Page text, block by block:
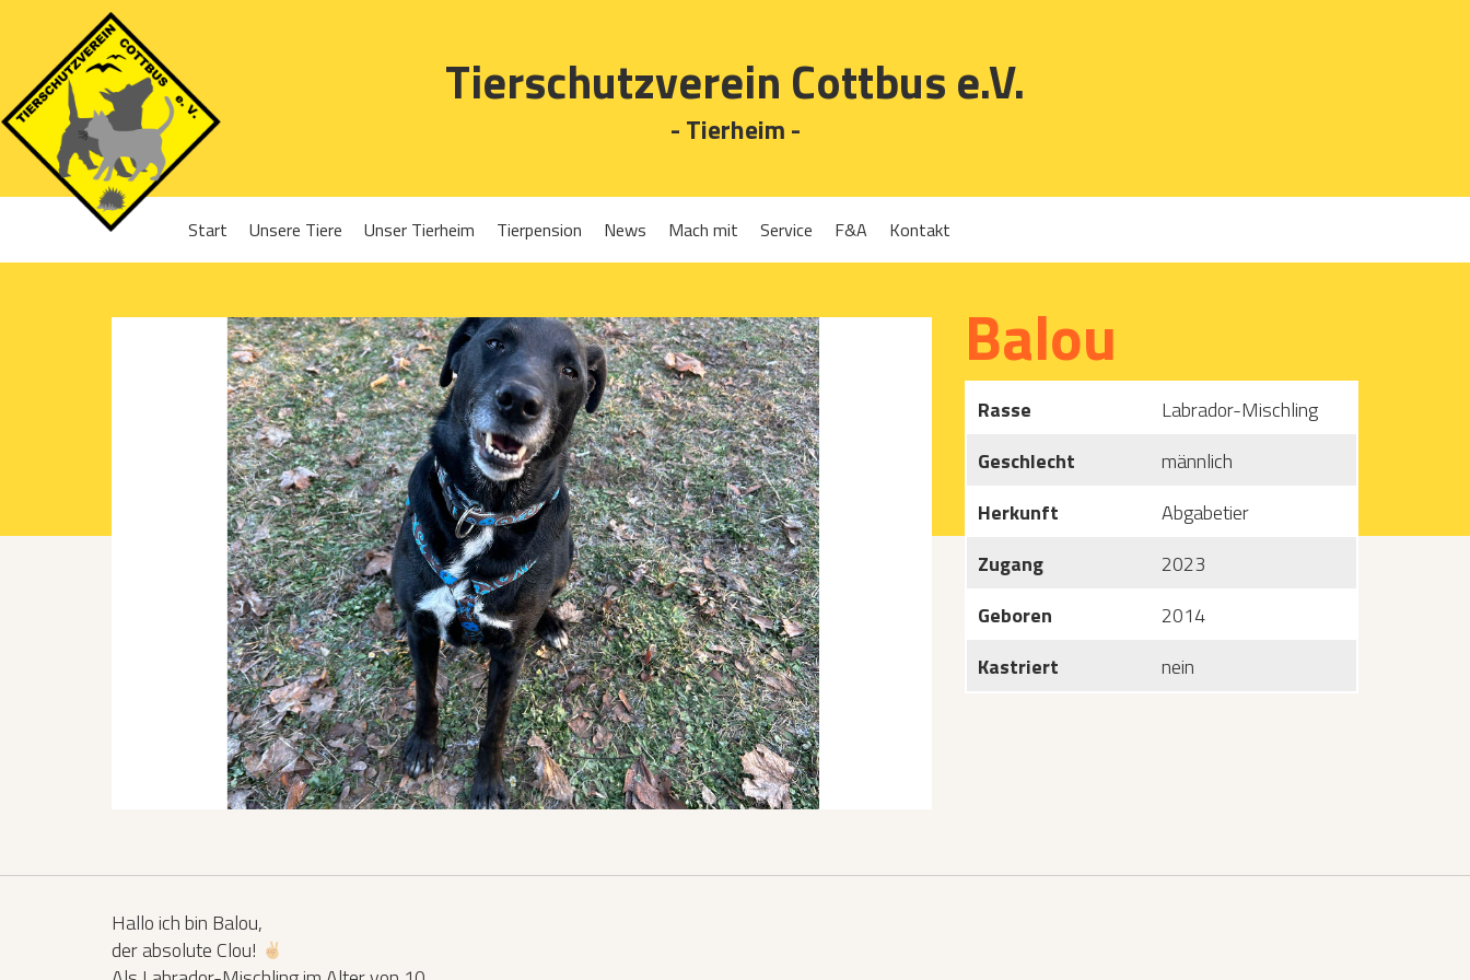
Tierschutzverein Cottbus e.V.
- Tierheim -
Start Unsere Tiere
Katzen
Kleintiere
Unser Tierheim
Projekte 2017
Projekte 2018
Projekte 2019
Projekte 2020
Projekte 2021
Projekte 2022
Projekte 2023
Projekte 2024
Organisation
Tierpension News Mach mit
Ehrenamt
Gassigehen
Mitglied werden
Patenschaften
Katzen­futterplätze
Testament
Katzen vorlesen
Service
Tierpension
F&A Kontakt
Balou
Rasse
Labrador-Mischling
Geschlecht
männlich
Herkunft
Abgabetier
Zugang
2023
Geboren
2014
Kastriert
nein
Hallo ich bin Balou,
der absolute Clou!